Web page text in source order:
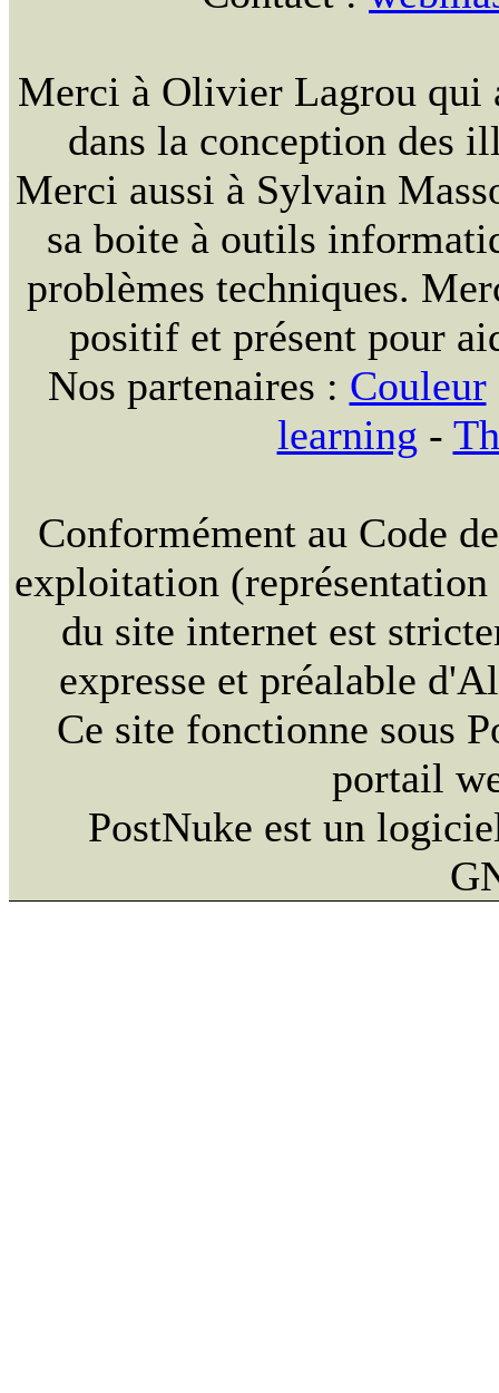
Merci à Olivier Lagrou qui
dans la conception des
Merci aussi à Sylvain
sa boite à outils
problèmes techniques.
positif et présent pour
Nos partenaires : Couleur
learning -
Conformément au Code
exploitation
du site internet est
expresse et préalable
Ce site fonctionne sous
portail
PostNuke est un